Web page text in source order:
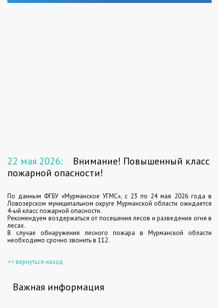
22 мая 2026:
Внимание! Повышенный класс
пожарной опасности!
По данным ФГБУ «Мурманское УГМС», с 23 по 24 мая 2026 года в
Ловозерском муниципальном округе Мурманской области ожидается
4-ый класс пожарной опасности.
Рекомендуем воздержаться от посещения лесов и разведения огня в
лесах.
В случае обнаружения лесного пожара в Мурманской области
необходимо срочно звонить в 112.
<< вернуться назад
Важная информация